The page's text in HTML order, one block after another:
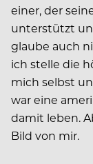
einer, der
unterstützt
glaube auch
ich stelle die
mich selbst
war eine
damit leben.
Bild von mir.